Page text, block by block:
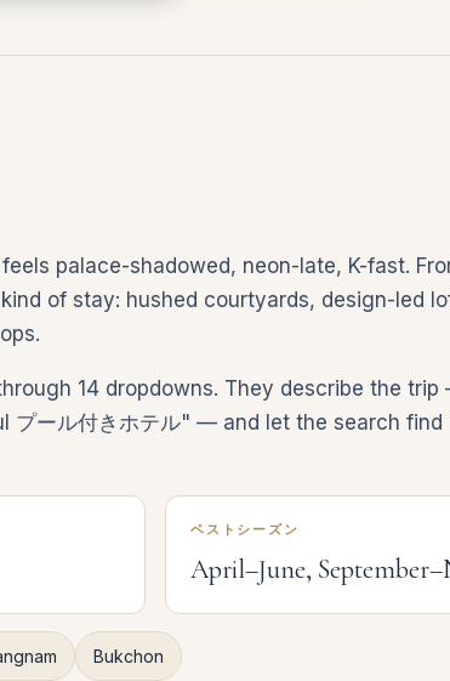
palace-shadowed, neon-late, K-fast.
of stay: hushed courtyards, design-led
14 dropdowns. They describe the trip
プール付きホテル" — and let the search
ベストシーズン
April–June,
Bukchon